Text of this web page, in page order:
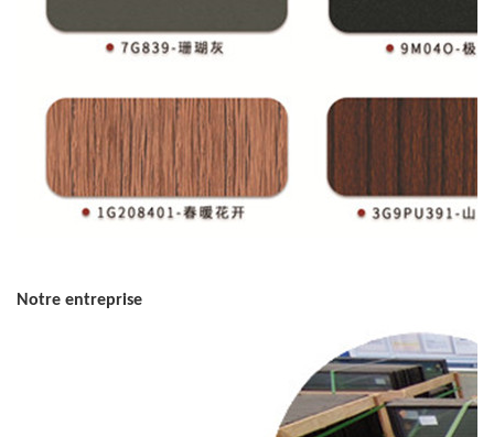
Notre entreprise